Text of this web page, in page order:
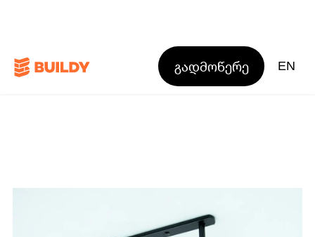
გადმოწერე EN